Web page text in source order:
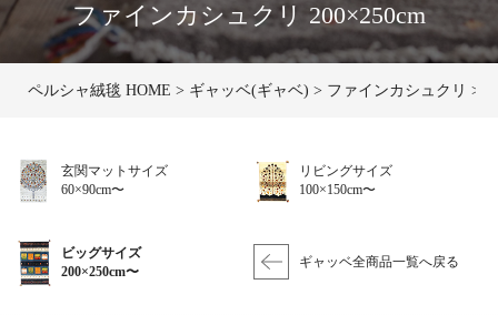
ファインカシュクリ 200×250cm
ペルシャ絨毯 HOME ギャッベ(ギャベ) ファインカシュクリ
玄関マットサイズ
60×90cm〜
リビングサイズ
100×150cm〜
ビッグサイズ
200×250cm〜
ギャッベ全商品一覧へ戻る